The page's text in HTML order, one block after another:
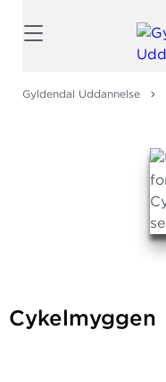
Gyldendal Uddannelse
Cykelmyggen